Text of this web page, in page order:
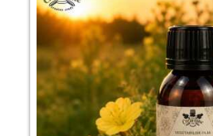
längre hållbarhet!
Rekommenderad dosering i
Schampo 2-5 %
Hårbalsam 2-6 %
Hårstyling: 2-10%